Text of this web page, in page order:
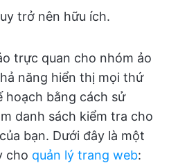
trở nên hữu ích.
trực quan cho nhóm ảo
năng hiển thị mọi thứ
hoạch bằng cách sử
danh sách kiểm tra cho
bạn. Dưới đây là một
cho quản lý trang web: